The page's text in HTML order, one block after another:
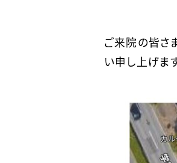
ご来院の皆さ
い申し上げます